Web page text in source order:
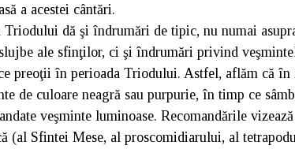
a acestei cântări.
Triodului dă şi îndrumări de tipic, nu numai
ale sfinţilor, ci şi îndrumări privind
preoţii în perioada Triodului. Astfel, aflăm că în
de culoare neagră sau purpurie, în timp ce
veşminte luminoase. Recomandările
(al Sfintei Mese, al proscomidiarului, al